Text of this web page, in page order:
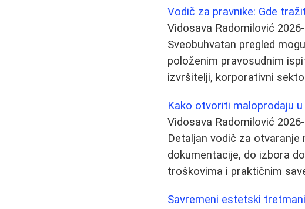
Vodič za pravnike: Gde
Vidosava Radomilović
Sveobuhvatan pregled
položenim pravosudnim
izvršitelji, korporativni
Kako otvoriti maloprodaju
Vidosava Radomilović
Detaljan vodič za otvaranje
dokumentacije, do izbora
troškovima i praktičnim
Savremeni estetski